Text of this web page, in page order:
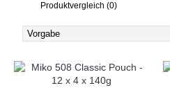
Produktvergleich (0)